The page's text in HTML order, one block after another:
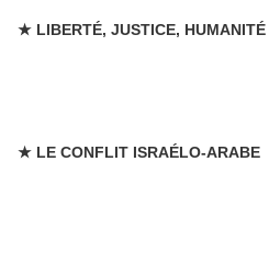
★ LIBERTÉ, JUSTICE, HUMANITÉ
★ LE CONFLIT ISRAÉLO-ARABE